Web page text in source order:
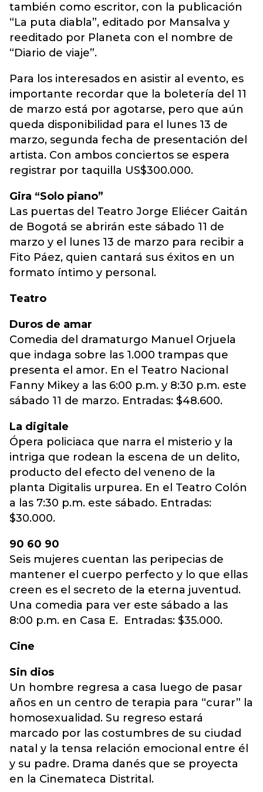
también como escritor, con la publicación
“La puta diabla”, editado por Mansalva y
reeditado por Planeta con el nombre de
“Diario de viaje”.
Para los interesados en asistir al evento, es
importante recordar que la boletería del 11
de marzo está por agotarse, pero que aún
queda disponibilidad para el lunes 13 de
marzo, segunda fecha de presentación del
artista. Con ambos conciertos se espera
registrar por taquilla US$300.000.
Gira “Solo piano”
Las puertas del Teatro Jorge Eliécer Gaitán
de Bogotá se abrirán este sábado 11 de
marzo y el lunes 13 de marzo para recibir a
Fito Páez, quien cantará sus éxitos en un
formato íntimo y personal.
Teatro
Duros de amar
Comedia del dramaturgo Manuel Orjuela
que indaga sobre las 1.000 trampas que
presenta el amor. En el Teatro Nacional
Fanny Mikey a las 6:00 p.m. y 8:30 p.m. este
sábado 11 de marzo. Entradas: $48.600.
La digitale
Ópera policiaca que narra el misterio y la
intriga que rodean la escena de un delito,
producto del efecto del veneno de la
planta Digitalis urpurea. En el Teatro Colón
a las 7:30 p.m. este sábado. Entradas:
$30.000.
90 60 90
Seis mujeres cuentan las peripecias de
mantener el cuerpo perfecto y lo que ellas
creen es el secreto de la eterna juventud.
Una comedia para ver este sábado a las
8:00 p.m. en Casa E. Entradas: $35.000.
Cine
Sin dios
Un hombre regresa a casa luego de pasar
años en un centro de terapia para “curar” la
homosexualidad. Su regreso estará
marcado por las costumbres de su ciudad
natal y la tensa relación emocional entre él
y su padre. Drama danés que se proyecta
en la Cinemateca Distrital.